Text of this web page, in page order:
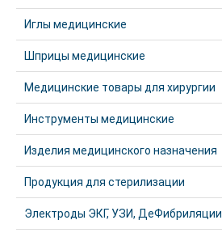
Иглы медицинские
Шприцы медицинские
Медицинские товары для хирургии
Инструменты медицинские
Изделия медицинского назначения
Продукция для стерилизации
Электроды ЭКГ, УЗИ, ДеФибриляции